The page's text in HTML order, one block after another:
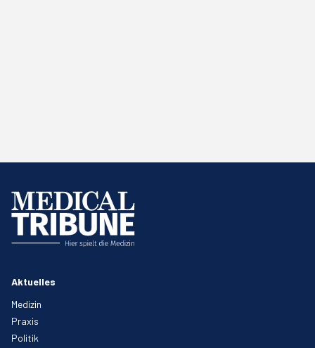
Aktuelles
Medizin
Praxis
Politik